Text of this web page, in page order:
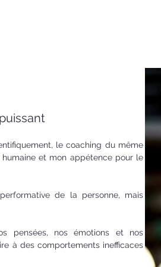
le coaching du même
et mon appétence pour le
de la personne, mais
pensées, nos émotions et nos
à des comportements inefficaces